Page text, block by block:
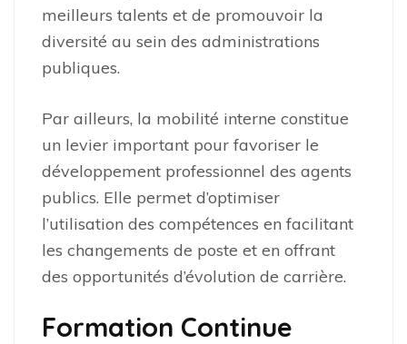
meilleurs talents et de promouvoir la
diversité au sein des administrations
publiques.
Par ailleurs, la mobilité interne constitue
un levier important pour favoriser le
développement professionnel des agents
publics. Elle permet d’optimiser
l’utilisation des compétences en facilitant
les changements de poste et en offrant
des opportunités d’évolution de carrière.
Formation Continue